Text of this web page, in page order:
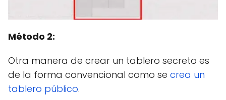
Método 2:
Otra manera de crear un tablero secreto es
de la forma convencional como se crea un
tablero público.